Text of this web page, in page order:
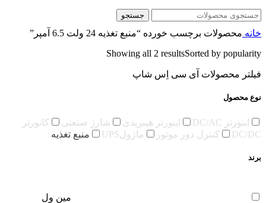
جستجو
خانه محصولات برچسب خورده “منبع تغذیه 24 ولت 6.5 آمپر”
Showing all 2 resultsSorted by popularity
فیلتر محصولات آی سی اِس شاپ
نوع محصول
اینورتر DC/AC اینورتر هیبریدی شارژ صنعتی
کانورتر
DC/DC
کنترل دور موتور ماژولUPS منبع تغذیه
برند
مین ول